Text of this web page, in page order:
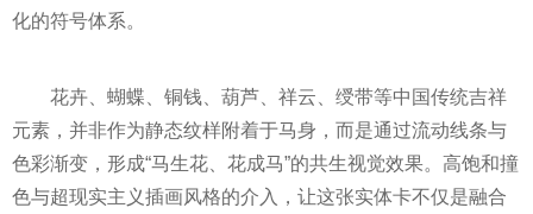
化的符号体系。
花卉、蝴蝶、铜钱、葫芦、祥云、绶带等中国传统吉祥
元素，并非作为静态纹样附着于马身，而是通过流动线条与
色彩渐变，形成“马生花、花成马”的共生视觉效果。高饱和撞
色与超现实主义插画风格的介入，让这张实体卡不仅是融合